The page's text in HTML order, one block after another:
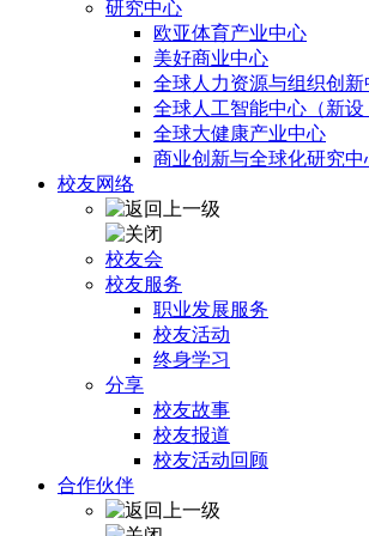
研究中心
欧亚体育产业中心
美好商业中心
全球人力资源与组织创新
全球人工智能中心（新设
全球大健康产业中心
商业创新与全球化研究中
校友网络
校友会
校友服务
职业发展服务
校友活动
终身学习
分享
校友故事
校友报道
校友活动回顾
合作伙伴